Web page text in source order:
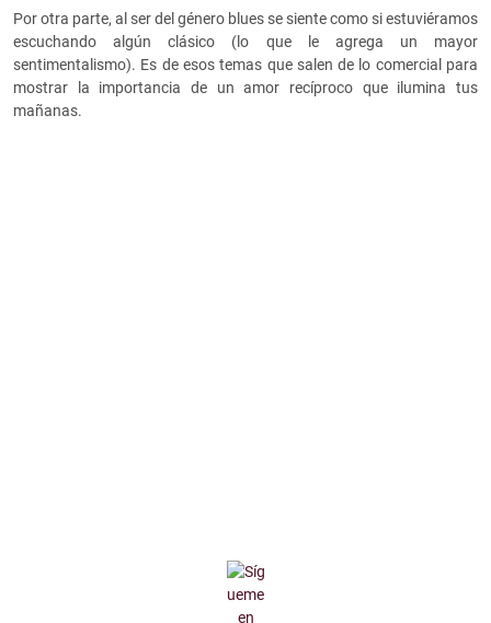
Por otra parte, al ser del género blues se siente como si estuviéramos
escuchando algún clásico (lo que le agrega un mayor
sentimentalismo). Es de esos temas que salen de lo comercial para
mostrar la importancia de un amor recíproco que ilumina tus
mañanas.